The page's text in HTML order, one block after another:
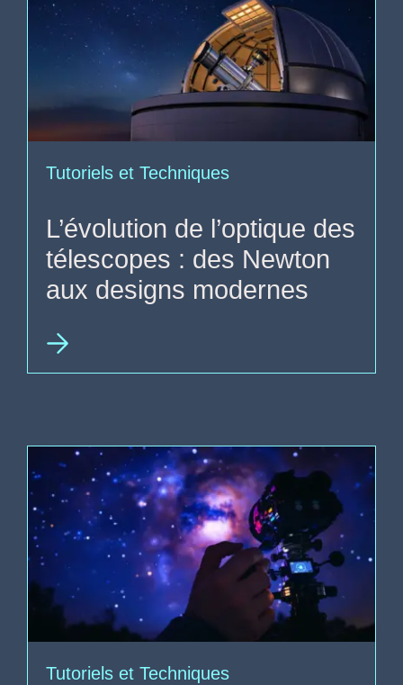
Tutoriels et Techniques
L’évolution de l’optique des
télescopes : des Newton
aux designs modernes
Tutoriels et Techniques